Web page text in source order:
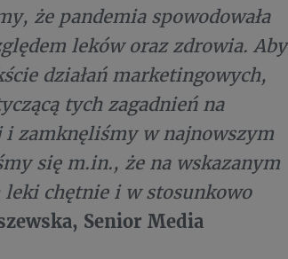
że pandemia spowodowała
leków oraz zdrowia. Aby
działań marketingowych,
tych zagadnień na
zamknęliśmy w najnowszym
się m.in., że na wskazanym
leki chętnie i w stosunkowo
Senior Media